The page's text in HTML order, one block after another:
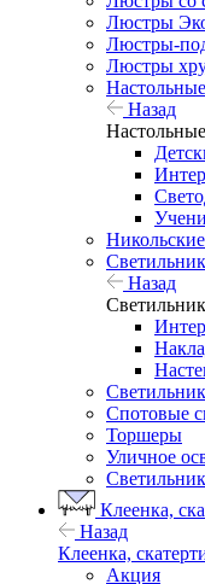
Люстры
Люстры-
Люстры
Назад
Назад
Спотовые
Торшеры
Уличное
Клеенка,
Назад
Клеенка,
Акция